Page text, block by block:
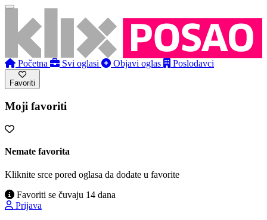
Početna Svi oglasi Objavi oglas Poslodavci
Favoriti
Moji favoriti
Nemate favorita
Kliknite srce pored oglasa da dodate u favorite
Favoriti se čuvaju 14 dana
Prijava